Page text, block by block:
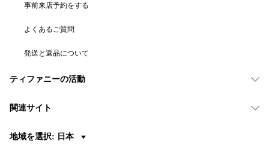
事前来店予約をする
よくあるご質問
発送と返品について
ティファニーの活動
関連サイト
地域を選択: 日本